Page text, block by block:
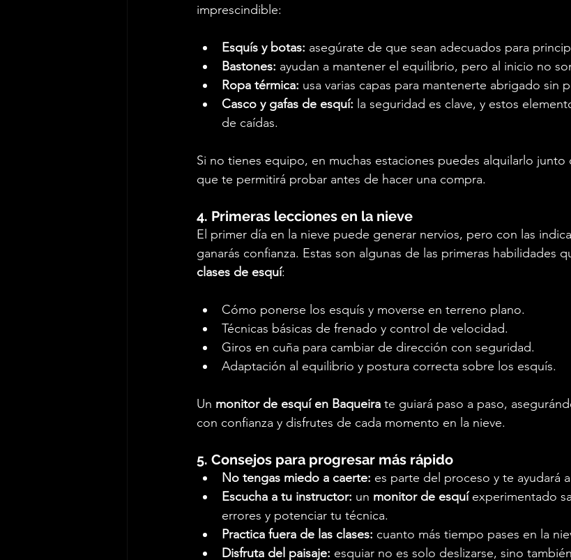
imprescindible:
Esquís y botas: asegúrate de que sean adecuados para
Bastones: ayudan a mantener el equilibrio, pero al inicio no
Ropa térmica: usa varias capas para mantenerte abrigado sin
Casco y gafas de esquí: la seguridad es clave, y estos
de caídas.
Si no tienes equipo, en muchas estaciones puedes alquilarlo junto
que te permitirá probar antes de hacer una compra.
4. Primeras lecciones en la nieve
El primer día en la nieve puede generar nervios, pero con las
ganarás confianza. Estas son algunas de las primeras habilidades
clases de esquí:
Cómo ponerse los esquís y moverse en terreno plano.
Técnicas básicas de frenado y control de velocidad.
Giros en cuña para cambiar de dirección con seguridad.
Adaptación al equilibrio y postura correcta sobre los esquís.
Un monitor de esquí en Baqueira te guiará paso a paso,
con confianza y disfrutes de cada momento en la nieve.
5. Consejos para progresar más rápido
No tengas miedo a caerte: es parte del proceso y te ayudará
Escucha a tu instructor: un monitor de esquí experimentado
errores y potenciar tu técnica.
Practica fuera de las clases: cuanto más tiempo pases en la
Disfruta del paisaje: esquiar no es solo deslizarse, sino